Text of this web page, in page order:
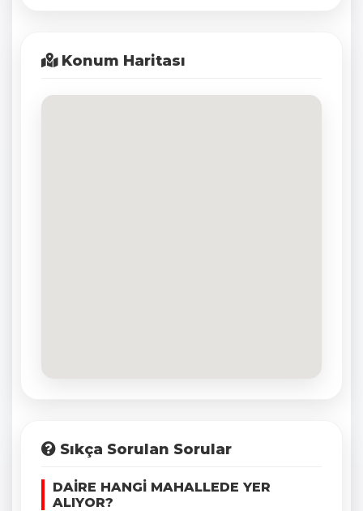
Konum Haritası
Sıkça Sorulan Sorular
DAIRE HANGI MAHALLEDE YER
ALIYOR?